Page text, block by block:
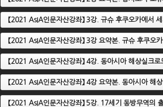
【2021 AsIA인문자산강좌】 3강. 규슈 후쿠오카에서
【2021 AsIA인문자산강좌】 3강 요약본. 규슈 후쿠오
【2021 AsIA인문자산강좌】 4강. 동아시아 해상실크
【2021 AsIA인문자산강좌】 4강 요약본. 동아시아 해
【2021 AsIA인문자산강좌】 5강. 17세기 동방무역의